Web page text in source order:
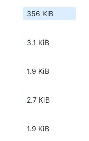
356 KiB
3.1 KiB
1.9 KiB
2.7 KiB
1.9 KiB